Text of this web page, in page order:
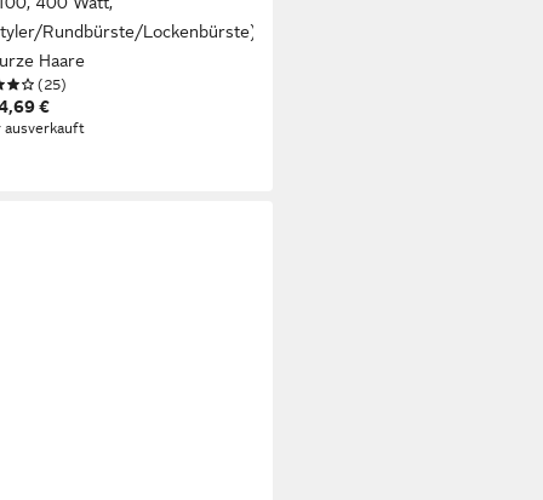
Rundbürste/Lockenbürste)
Haare
(25)
€
ausverkauft